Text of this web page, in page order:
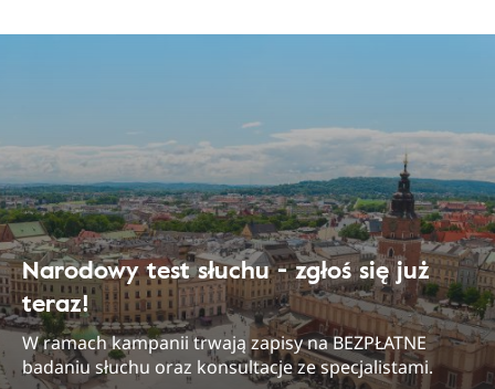
Narodowy test słuchu - zgłoś się już
teraz!
W ramach kampanii trwają zapisy na BEZPŁATNE
badaniu słuchu oraz konsultacje ze specjalistami.